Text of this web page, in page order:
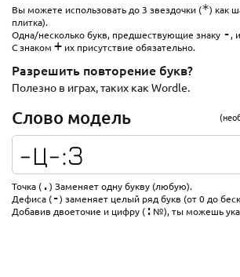
Вы можете использовать до 3 звездочки (*) как
плитка).
Одна/несколько букв, предшествующие знаку -,
С знаком +их присутствие обязательно.
Разрешить повторение букв?
Полезно в играх, таких как Wordle.
Слово модель
Точка (.) Заменяет одну букву (любую).
Дефиса (-) заменяет целый ряд букв (от 0 до
Добавив двоеточие и цифру (: №), ты можешь